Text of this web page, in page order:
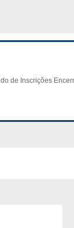
Documento
de Inscrições